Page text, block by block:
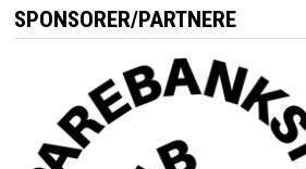
SPONSORER/PARTNERE